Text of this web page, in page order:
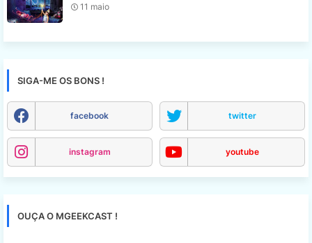
11 maio
SIGA-ME OS BONS !
facebook twitter
instagram youtube
OUÇA O MGEEKCAST !